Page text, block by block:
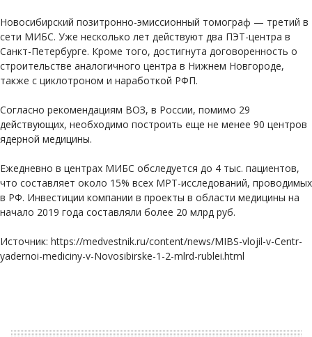
Новосибирский позитронно-эмиссионный томограф — третий в
сети МИБС. Уже несколько лет действуют два ПЭТ-центра в
Санкт-Петербурге. Кроме того, достигнута договоренность о
строительстве аналогичного центра в Нижнем Новгороде,
также с циклотроном и наработкой РФП.
Согласно рекомендациям ВОЗ, в России, помимо 29
действующих, необходимо построить еще не менее 90 центров
ядерной медицины.
Ежедневно в центрах МИБС обследуется до 4 тыс. пациентов,
что составляет около 15% всех МРТ-исследований, проводимых
в РФ. Инвестиции компании в проекты в области медицины на
начало 2019 года составляли более 20 млрд руб.
Источник: https://medvestnik.ru/content/news/MIBS-vlojil-v-Centr-
yadernoi-mediciny-v-Novosibirske-1-2-mlrd-rublei.html